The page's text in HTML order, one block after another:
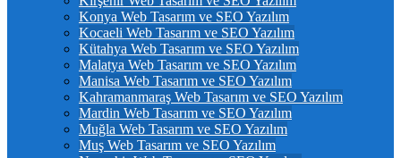
Konya Web Tasarım ve SEO Yazılım
Kocaeli Web Tasarım ve SEO Yazılım
Kütahya Web Tasarım ve SEO Yazılım
Malatya Web Tasarım ve SEO Yazılım
Manisa Web Tasarım ve SEO Yazılım
Kahramanmaraş Web Tasarım ve SEO Yazılım
Mardin Web Tasarım ve SEO Yazılım
Muğla Web Tasarım ve SEO Yazılım
Muş Web Tasarım ve SEO Yazılım